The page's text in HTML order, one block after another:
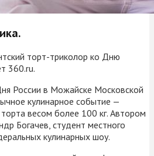
торт-триколор ко Дню
360.ru.
России в Можайске Московской
кулинарное событие —
весом более 100 кг. Автором
Богачев, студент местного
кулинарных шоу.